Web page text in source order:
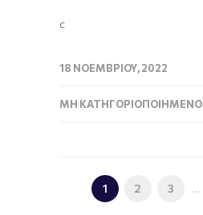
c
18 ΝΟΕΜΒΡΊΟΥ, 2022
ΜΗ ΚΑΤΗΓΟΡΙΟΠΟΙΗΜΈΝΟ
1 2 3 ...